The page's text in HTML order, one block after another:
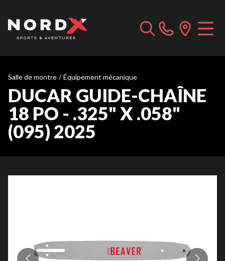
Salle de montre / Équipement mécanique
DUCAR GUIDE-CHAÎNE
18 PO - .325" X .058"
(095) 2025